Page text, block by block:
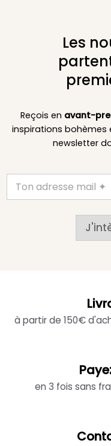
Les
Reçois en avant-
inspirations bohèmes
newsletter
à partir de 150€
en 3 fois sans